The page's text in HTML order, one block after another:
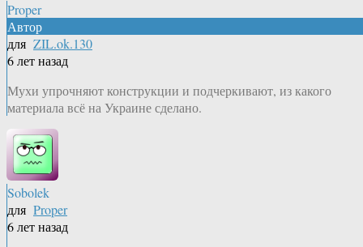
Proper
Автор
для ZIL.ok.130
6 лет назад
Мухи упрочняют конструкции и подчеркивают, из какого
материала всё на Украине сделано.
Sobolek
для Proper
6 лет назад